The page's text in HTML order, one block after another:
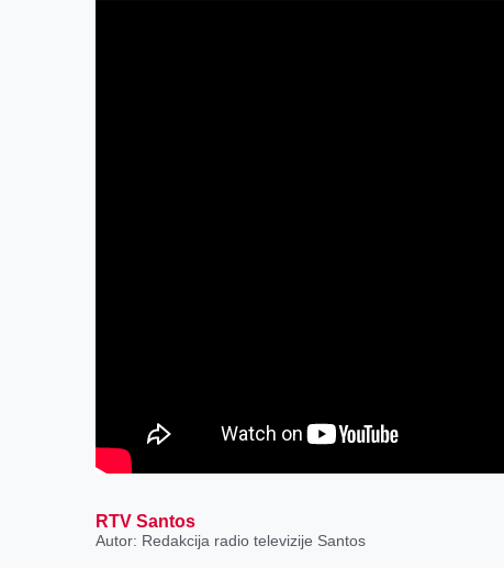
RTV Santos
Autor: Redakcija radio televizije Santos